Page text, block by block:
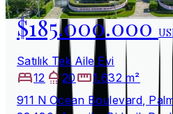
$185.000.000
Satılık Tek Aile Evi
12
20
1.632 m²
911 N Ocean Boulevard,